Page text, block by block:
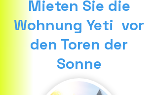
Mieten Sie die
Wohnung Yeti vor
den Toren der
Sonne